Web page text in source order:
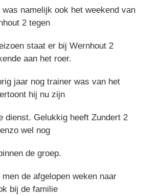
namelijk ook het weekend van
2 tegen
staat er bij Wernhout 2
aan het roer.
jaar nog trainer was van het
hij nu zijn
dienst. Gelukkig heeft Zundert 2
wel nog
de groep.
men de afgelopen weken naar
bij de familie